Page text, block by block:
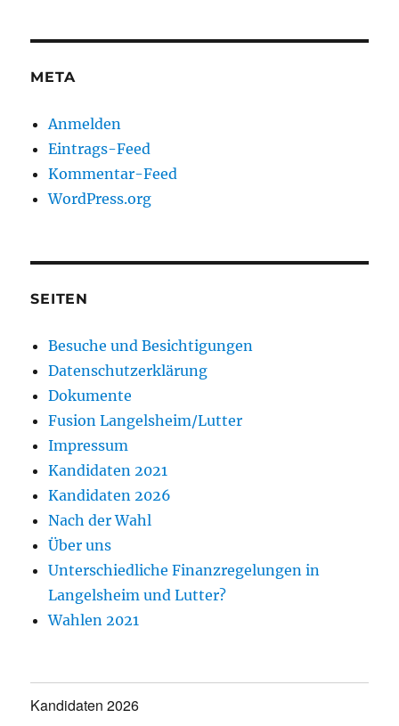
META
Anmelden
Eintrags-Feed
Kommentar-Feed
WordPress.org
SEITEN
Besuche und Besichtigungen
Datenschutzerklärung
Dokumente
Fusion Langelsheim/Lutter
Impressum
Kandidaten 2021
Kandidaten 2026
Nach der Wahl
Über uns
Unterschiedliche Finanzregelungen in
Langelsheim und Lutter?
Wahlen 2021
Kandidaten 2026